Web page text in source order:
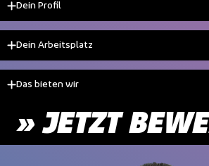
Dein Profil
Dein Arbeitsplatz
Das bieten wir
» JETZT